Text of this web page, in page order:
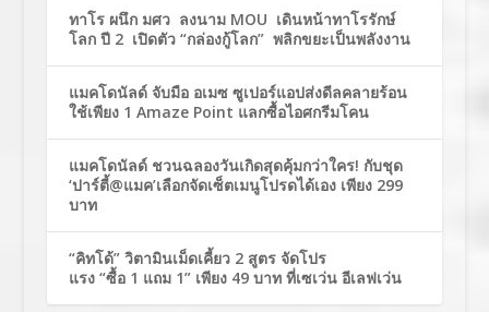
ทาโร ผนึก มศว ลงนาม MOU เดินหน้าทาโรรักษ์
โลก ปี 2 เปิดตัว “กล่องกู้โลก” พลิกขยะเป็นพลังงาน
แมคโดนัลด์ จับมือ อเมซ ซูเปอร์แอปส่งดีลคลายร้อน
ใช้เพียง 1 Amaze Point แลกซื้อไอศกรีมโคน
แมคโดนัลด์ ชวนฉลองวันเกิดสุดคุ้มกว่าใคร! กับชุด
‘ปาร์ตี้@แมค’เลือกจัดเซ็ตเมนูโปรดได้เอง เพียง 299
บาท
“คิทโด้” วิตามินเม็ดเคี้ยว 2 สูตร จัดโปร
แรง “ซื้อ 1 แถม 1” เพียง 49 บาท ที่เซเว่น อีเลฟเว่น